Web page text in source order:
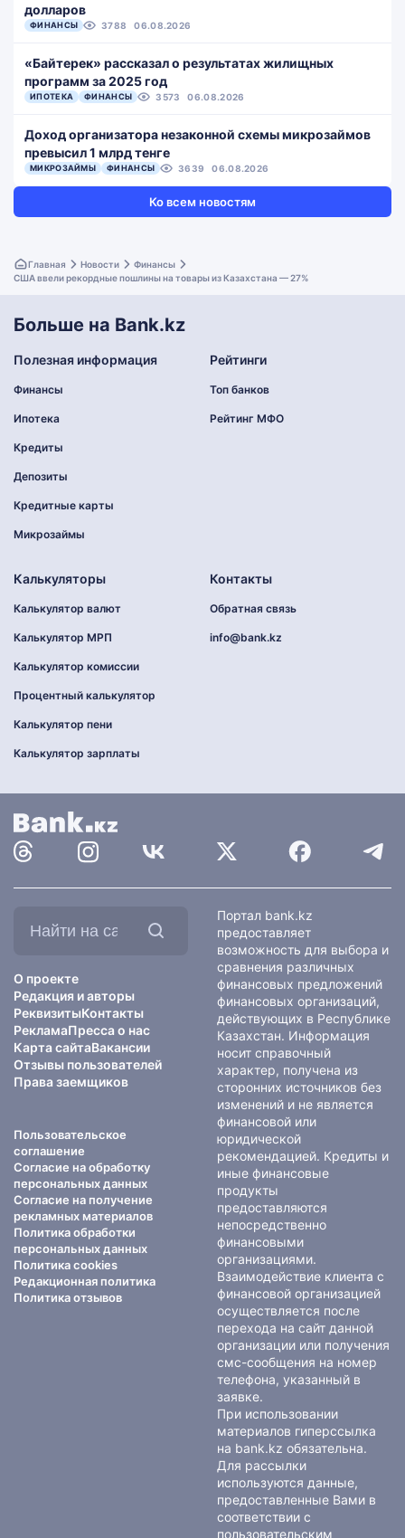
долларов
ФИНАНСЫ 3788 06.08.2026
«Байтерек» рассказал о результатах жилищных
программ за 2025 год
ИПОТЕКА ФИНАНСЫ 3573 06.08.2026
Доход организатора незаконной схемы микрозаймов
превысил 1 млрд тенге
МИКРОЗАЙМЫ ФИНАНСЫ 3639 06.08.2026
Ко всем новостям
Главная Новости
Финансы
США ввели рекордные пошлины на товары из Казахстана — 27%
Больше на Bank.kz
Полезная информация
Финансы
Ипотека
Кредиты
Депозиты
Кредитные карты
Микрозаймы
Рейтинги
Топ банков
Рейтинг МФО
Калькуляторы
Калькулятор валют
Калькулятор МРП
Калькулятор комиссии
Процентный калькулятор
Калькулятор пени
Калькулятор зарплаты
Контакты
Обратная связь
info@bank.kz
О проекте
Редакция и авторы
РеквизитыКонтакты
РекламаПресса о нас
Карта сайтаВакансии
Отзывы пользователей
Права заемщиков
Пользовательское
соглашение
Согласие на обработку
персональных данных
Согласие на получение
рекламных материалов
Политика обработки
персональных данных
Политика cookies
Редакционная политика
Политика отзывов
Портал bank.kz
предоставляет
возможность для выбора и
сравнения различных
финансовых предложений
финансовых организаций,
действующих в Республике
Казахстан. Информация
носит справочный
характер, получена из
сторонних источников без
изменений и не является
финансовой или
юридической
рекомендацией. Кредиты и
иные финансовые
продукты
предоставляются
непосредственно
финансовыми
организациями.
Взаимодействие клиента с
финансовой организацией
осуществляется после
перехода на сайт данной
организации или получения
смс-сообщения на номер
телефона, указанный в
заявке.
При использовании
материалов гиперссылка
на bank.kz обязательна.
Для рассылки
используются данные,
предоставленные Вами в
соответствии с
пользовательским